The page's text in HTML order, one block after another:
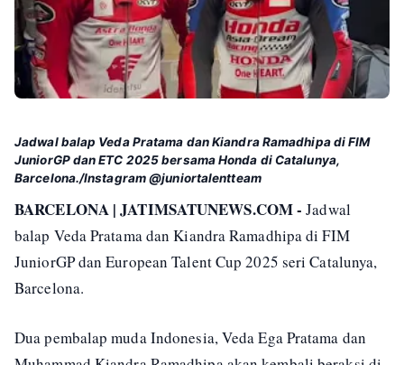
Jadwal balap Veda Pratama dan Kiandra Ramadhipa di FIM
JuniorGP dan ETC 2025 bersama Honda di Catalunya,
Barcelona./Instagram @juniortalentteam
BARCELONA | JATIMSATUNEWS.COM - Jadwal
balap Veda Pratama dan Kiandra Ramadhipa di FIM
JuniorGP dan European Talent Cup 2025 seri Catalunya,
Barcelona.
Dua pembalap muda Indonesia, Veda Ega Pratama dan